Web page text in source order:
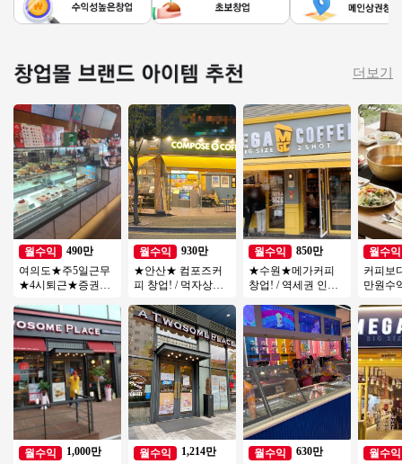
더보기
월수익
490만
여의도★주5일근무
★4시퇴근★증권가
다 근무시간 적음
월수익
1,000만
월수익
930만
★안산★ 컴포즈커
피 창업! / 먹자상권
비중! / 고수익창업
월수익
1,214만
월수익
850만
★수원★메가커피
창업! / 역세권 인근
한 유동이 흐르는위
치
월수익
630만
월수익
커피보
만원수
도★오
익
월수익